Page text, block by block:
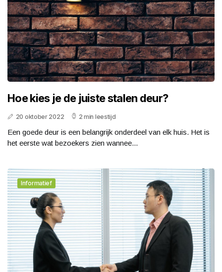
Hoe kies je de juiste stalen deur?
20 oktober 2022 2 min leestijd
Een goede deur is een belangrijk onderdeel van elk huis. Het is
het eerste wat bezoekers zien wannee...
Informatief